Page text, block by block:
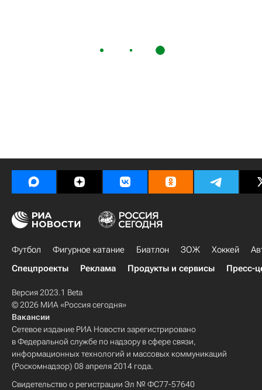
Футбол Фигурное катание Биатлон ЗОЖ Хоккей
Спецпроекты
Реклама Продукты и сервисы Пресс-
Версия 2023.1 Beta
© 2026 МИА «Россия сегодня»
Вакансии
Сетевое издание РИА Новости зарегистрировано
в Федеральной службе по надзору в сфере связи,
информационных технологий и массовых коммуникаций
(Роскомнадзор) 08 апреля 2014 года.
Свидетельство о регистрации Эл № ФС77-57640